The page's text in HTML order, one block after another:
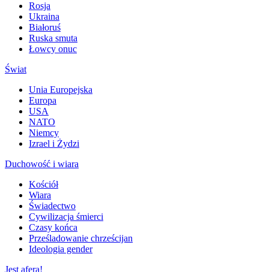
Rosja
Ukraina
Białoruś
Ruska smuta
Łowcy onuc
Świat
Unia Europejska
Europa
USA
NATO
Niemcy
Izrael i Żydzi
Duchowość i wiara
Kościół
Wiara
Świadectwo
Cywilizacja śmierci
Czasy końca
Prześladowanie chrześcijan
Ideologia gender
Jest afera!